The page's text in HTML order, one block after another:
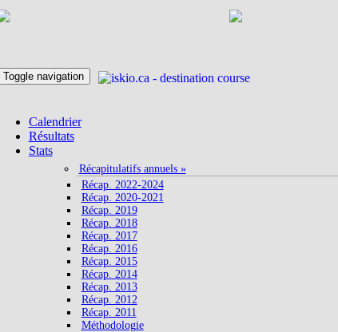
Toggle navigation
Calendrier
Résultats
Stats
Récapitulatifs annuels »
Récap. 2022-2024
Récap. 2020-2021
Récap. 2019
Récap. 2018
Récap. 2017
Récap. 2016
Récap. 2015
Récap. 2014
Récap. 2013
Récap. 2012
Récap. 2011
Méthodologie